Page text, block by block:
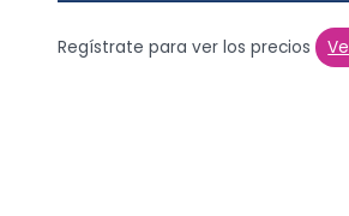
Regístrate para ver los precios